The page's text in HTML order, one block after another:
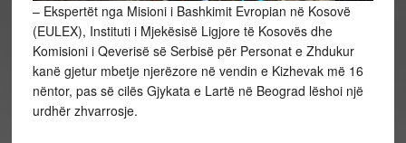
– Ekspertët nga Misioni i Bashkimit Evropian në Kosovë
(EULEX), Instituti i Mjekësisë Ligjore të Kosovës dhe
Komisioni i Qeverisë së Serbisë për Personat e Zhdukur
kanë gjetur mbetje njerëzore në vendin e Kizhevak më 16
nëntor, pas së cilës Gjykata e Lartë në Beograd lëshoi një
urdhër zhvarrosje.